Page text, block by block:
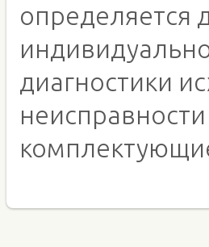
определяется
диагностики